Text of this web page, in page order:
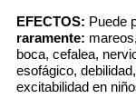
EFECTOS: Puede
raramente:
boca, cefalea,
esofágico,
excitabilidad en